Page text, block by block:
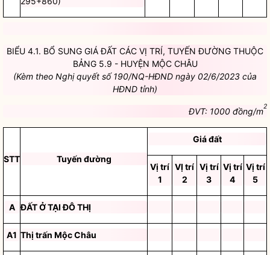
BIỂU 4.1. BỔ SUNG GIÁ ĐẤT CÁC VỊ TRÍ, TUYẾN ĐƯỜNG THUỘC
BẢNG 5.9 - HUYỆN MỘC CHÂU
(Kèm theo Nghị quyết số 190/NQ-HĐND ngày 02/6/2023 của
HĐND tỉnh)
ĐVT: 1000 đồng/m2
STT Tuyến đường
Giá đất
Vị trí
1
VỊ trí
2
Vị trí
3
Vị trí
4
Vị trí
5
A ĐẤT Ở TẠI ĐÔ THỊ
A1 Thị trấn Mộc Châu